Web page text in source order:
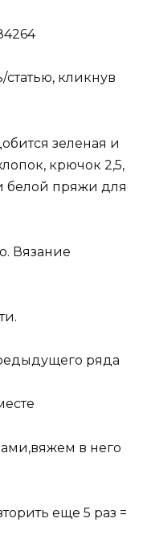
кликнув
зеленая и
крючок 2,5,
белой пряжи для
Вязание
ряда
в него
еще 5 раз =